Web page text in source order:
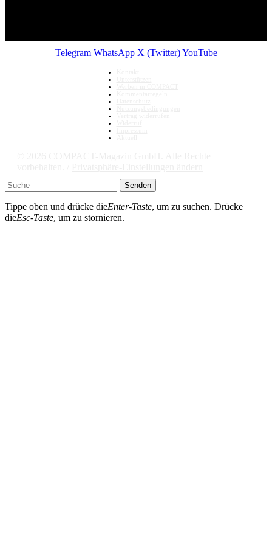
Telegram WhatsApp X (Twitter) YouTube
Senden
Tippe oben und drücke dieEnter-Taste, um zu suchen. Drücke
dieEsc-Taste, um zu stornieren.